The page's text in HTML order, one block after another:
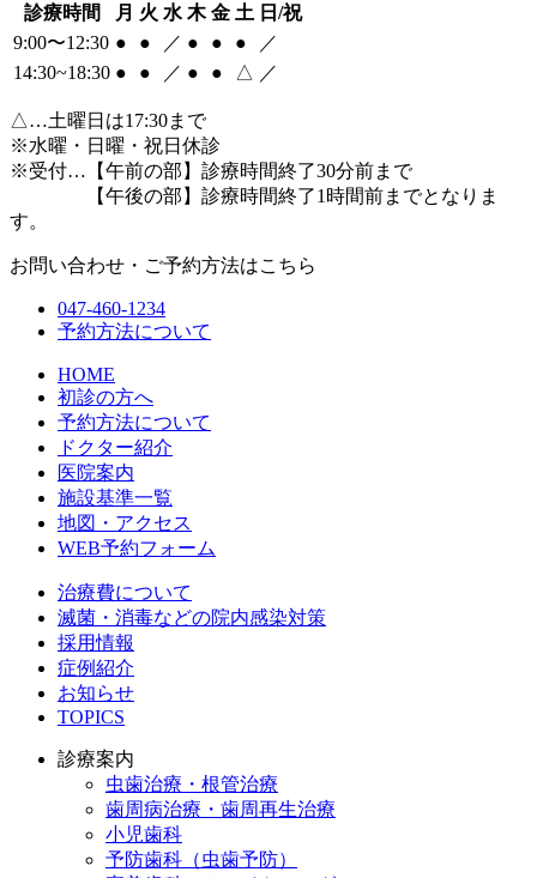
診療時間 月 火 水 木 金 土 日/祝
9:00〜12:30 ● ● ／ ● ● ●
／
14:30~18:30 ● ● ／ ● ● △ ／
△…土曜日は17:30まで
※水曜・日曜・祝日休診
※受付…【午前の部】診療時間終了30分前まで
【午後の部】診療時間終了1時間前までとなりま
す。
お問い合わせ・ご予約方法はこちら
047-460-1234
予約方法について
HOME
初診の方へ
予約方法について
ドクター紹介
医院案内
施設基準一覧
地図・アクセス
WEB予約フォーム
治療費について
滅菌・消毒などの院内感染対策
採用情報
症例紹介
お知らせ
TOPICS
診療案内
虫歯治療・根管治療
歯周病治療・歯周再生治療
小児歯科
予防歯科（虫歯予防）